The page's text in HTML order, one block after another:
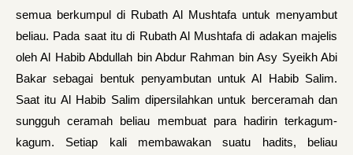
semua berkumpul di Rubath Al Mushtafa untuk menyambut
beliau. Pada saat itu di Rubath Al Mushtafa di adakan majelis
oleh Al Habib Abdullah bin Abdur Rahman bin Asy Syeikh Abi
Bakar sebagai bentuk penyambutan untuk Al Habib Salim.
Saat itu Al Habib Salim dipersilahkan untuk berceramah dan
sungguh ceramah beliau membuat para hadirin terkagum-
kagum. Setiap kali membawakan suatu hadits, beliau